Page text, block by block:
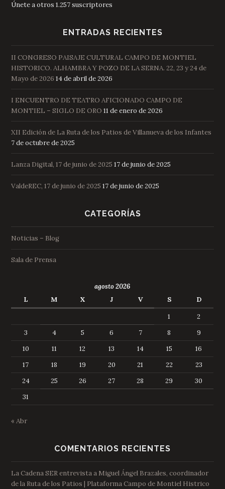
Únete a otros 1.257 suscriptores
ENTRADAS RECIENTES
II CONGRESO PAISAJE CULTURAL CAMPO DE MONTIEL
HISTORICO. ALHAMBRA Y POZO DE LA SERNA. 22, 23 y 24 de
Mayo de 2026 14 de abril de 2026
I ENCUENTRO DE TEATRO AFICIONADO CAMPO DE
MONTIEL – SIGLO DE ORO 11 de enero de 2026
XII Edición de La Ruta de los Patios de Villanueva de los Infantes
7 de octubre de 2025
Lanza Digital, 17 de junio de 2025 17 de junio de 2025
ValdeREC, 17 de junio de 2025 17 de junio de 2025
CATEGORÍAS
Noticias – Blog
Sala de Prensa
agosto 2026
L
M X J V S
D
1
2
3
4 5 6 7 8
9
10
11 12 13 14 15
16
17
18 19 20 21 22
23
24
25 26 27 28 29
30
31
« Abr
COMENTARIOS RECIENTES
La Cadena SER entrevista a Miguel Ángel Brazales, coordinador
de la Ruta de los Patios | Plataforma Campo de Montiel Histrico